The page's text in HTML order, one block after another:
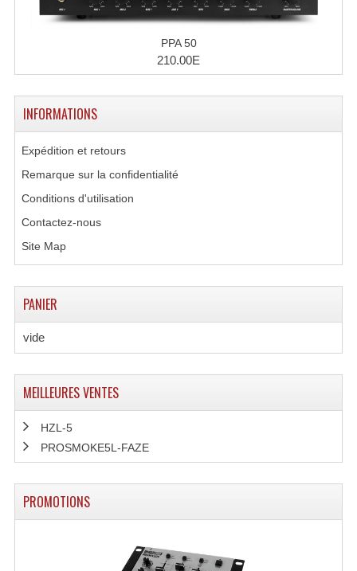
Consoles Sono Et Studio
Consoles Numériques
Changeurs De Couleurs
Effets Lumineux À Leds
Effets Lumineux, Centre De Piste
Effets Lumineux, Effets Disco
PPA 50
210.00E
INFORMATIONS
Expédition et retours
Remarque sur la confidentialité
Conditions d'utilisation
Contactez-nous
Site Map
PANIER
vide
MEILLEURES VENTES
HZL-5
PROSMOKE5L-FAZE
PROMOTIONS